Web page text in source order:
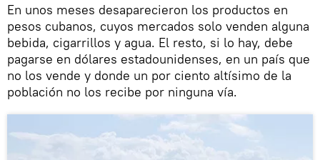
En unos meses desaparecieron los productos en
pesos cubanos, cuyos mercados solo venden alguna
bebida, cigarrillos y agua. El resto, si lo hay, debe
pagarse en dólares estadounidenses, en un país que
no los vende y donde un por ciento altísimo de la
población no los recibe por ninguna vía.